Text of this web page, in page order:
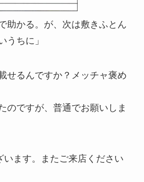
助かる。が、次は敷きふとん
うちに」
せるんですか？メッチャ褒め
のですが、普通でお願いしま
います。またご来店ください